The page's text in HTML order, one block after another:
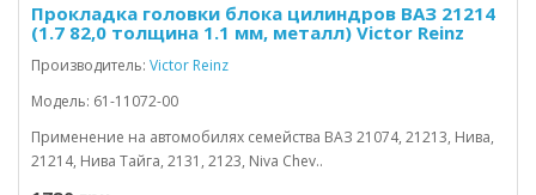
Прокладка головки блока цилиндров ВАЗ 21214
(1.7 82,0 толщина 1.1 мм, металл) Victor Reinz
Производитель: Victor Reinz
Модель: 61-11072-00
Применение на автомобилях семейства ВАЗ 21074, 21213, Нива,
21214, Нива Тайга, 2131, 2123, Niva Chev..